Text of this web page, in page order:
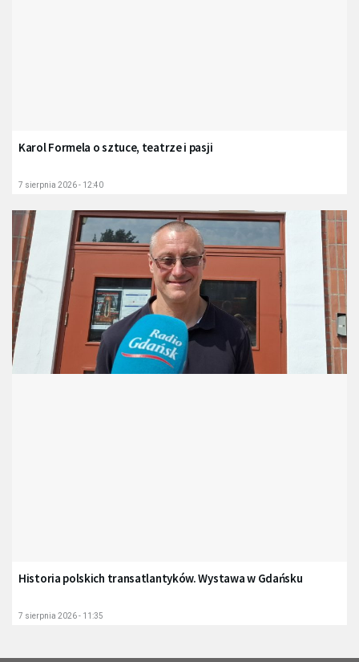
Karol Formela o sztuce, teatrze i pasji
7 sierpnia 2026 - 12:40
Historia polskich transatlantyków. Wystawa w Gdańsku
7 sierpnia 2026 - 11:35